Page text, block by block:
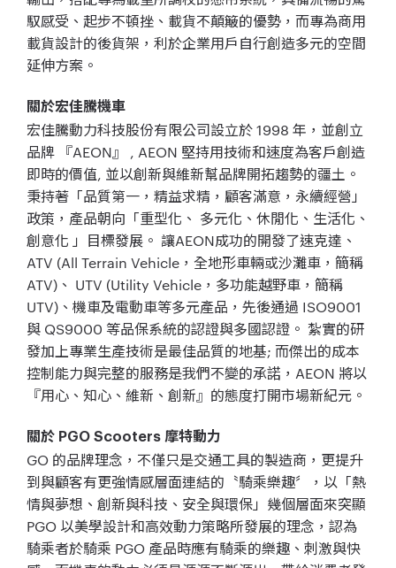
馭感受、起步不頓挫、載貨不顛簸的優勢，而專為商用
載貨設計的後貨架，利於企業用戶自行創造多元的空間
延伸方案。
關於宏佳騰機車
宏佳騰動力科技股份有限公司設立於 1998 年，並創立
品牌 『AEON』 , AEON 堅持用技術和速度為客戶創造
即時的價值, 並以創新與維新幫品牌開拓趨勢的疆土。
秉持著「品質第一，精益求精，顧客滿意，永續經營」
政策，產品朝向「重型化、 多元化、休閒化、生活化、
創意化 」目標發展。 讓AEON成功的開發了速克達、
ATV (All Terrain Vehicle，全地形車輛或沙灘車，簡稱
ATV)、 UTV (Utility Vehicle，多功能越野車，簡稱
UTV)、機車及電動車等多元產品，先後通過 ISO9001
與 QS9000 等品保系統的認證與多國認證。 紮實的研
發加上專業生產技術是最佳品質的地基; 而傑出的成本
控制能力與完整的服務是我們不變的承諾，AEON 將以
『用心、知心、維新、創新』的態度打開市場新紀元。
關於 PGO Scooters 摩特動力
GO 的品牌理念，不僅只是交通工具的製造商，更提升
到與顧客有更強情感層面連結的〝騎乘樂趣〞，以「熱
情與夢想、創新與科技、安全與環保」幾個層面來突顯
PGO 以美學設計和高效動力策略所發展的理念，認為
騎乘者於騎乘 PGO 產品時應有騎乘的樂趣、刺激與快